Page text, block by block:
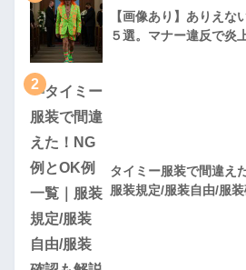
【画像あり】ありえな
５選。マナー違反で炎
2
タイミー服装で間違え
服装規定/服装自由/服